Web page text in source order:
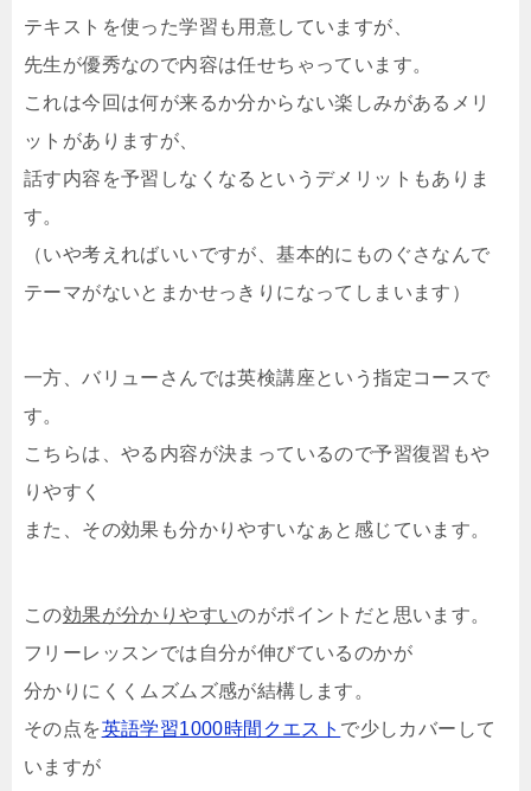
テキストを使った学習も用意していますが、
先生が優秀なので内容は任せちゃっています。
これは今回は何が来るか分からない楽しみがあるメリ
ットがありますが、
話す内容を予習しなくなるというデメリットもありま
す。
（いや考えればいいですが、基本的にものぐさなんで
テーマがないとまかせっきりになってしまいます）
一方、バリューさんでは英検講座という指定コースで
す。
こちらは、やる内容が決まっているので予習復習もや
りやすく
また、その効果も分かりやすいなぁと感じています。
この効果が分かりやすいのがポイントだと思います。
フリーレッスンでは自分が伸びているのかが
分かりにくくムズムズ感が結構します。
その点を英語学習1000時間クエスト で少しカバーして
いますが